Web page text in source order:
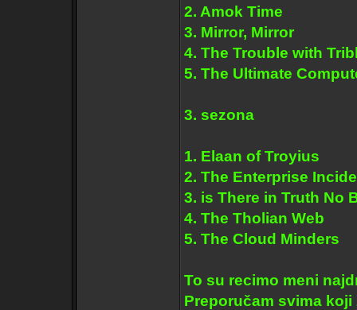
2. Amok Time
3. Mirror, Mirror
4. The Trouble with
5. The Ultimate
3. sezona
1. Elaan of Troyius
2. The Enterprise
3. is There in Truth No
4. The Tholian Web
5. The Cloud Minders
To su recimo meni
Preporučam svima